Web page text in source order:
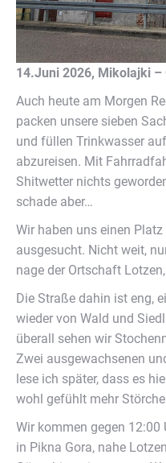
14.Juni 2026, Mikolajki –
Auch heute am Morgen
packen unsere sieben
und füllen Trinkwasser
abzureisen. Mit
Shitwetter nichts
schade aber…
Wir haben uns einen
ausgesucht. Nicht weit,
nage der Ortschaft
Die Straße dahin ist eng,
wieder von Wald und
überall sehen wir
Zwei ausgewachsenen
lese ich später, dass es
wohl gefühlt mehr
Wir kommen gegen
in Pikna Gora, nahe